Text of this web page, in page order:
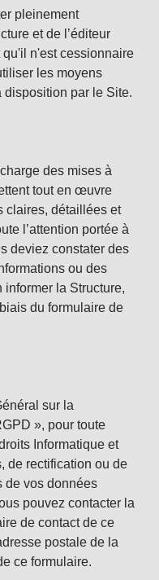
pleinement
et de l’éditeur
qu'il n'est cessionnaire
les moyens
disposition par le Site.
des mises à
tout en œuvre
claires, détaillées et
l’attention portée à
deviez constater des
ou des
la Structure,
du formulaire de
sur la
», pour toute
Informatique et
de rectification ou de
de vos données
pouvez contacter la
de contact de ce
postale de la
ce formulaire.